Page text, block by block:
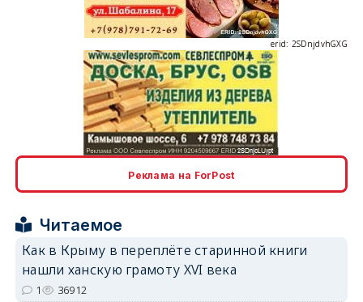
erid: 2SDnjdvhGXG
erid: 2SDnjcLUypt
erid: 2SDnjcrDNw6
Реклама на ForPost
Читаемое
Как в Крыму в переплёте старинной книги
нашли ханскую грамоту XVI века
1 36912